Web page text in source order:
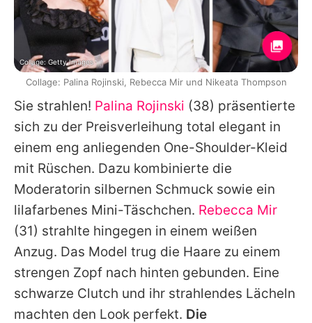
Sie strahlen! Palina Rojinski (38) präsentierte
sich zu der Preisverleihung total elegant in
einem eng anliegenden One-Shoulder-Kleid
mit Rüschen. Dazu kombinierte die
Moderatorin silbernen Schmuck sowie ein
lilafarbenes Mini-Täschchen. Rebecca Mir
(31) strahlte hingegen in einem weißen
Anzug. Das Model trug die Haare zu einem
strengen Zopf nach hinten gebunden. Eine
schwarze Clutch und ihr strahlendes Lächeln
machten den Look perfekt. Die
Collage: Getty Images
Collage: Palina Rojinski, Rebecca Mir und Nikeata Thompson